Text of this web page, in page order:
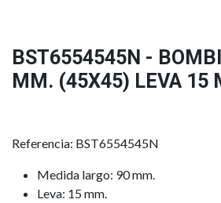
BST6554545N -
MM. (45X45) LEVA 15
Referencia: BST6554545N
Medida largo: 90 mm.
Leva: 15 mm.